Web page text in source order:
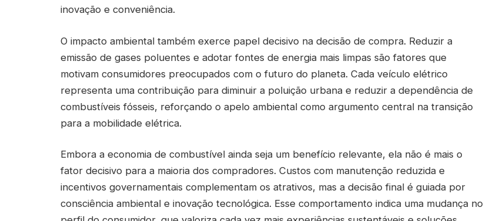
inovação e conveniência.
O impacto ambiental também exerce papel decisivo na decisão de compra. Reduzir a
emissão de gases poluentes e adotar fontes de energia mais limpas são fatores que
motivam consumidores preocupados com o futuro do planeta. Cada veículo elétrico
representa uma contribuição para diminuir a poluição urbana e reduzir a dependência de
combustíveis fósseis, reforçando o apelo ambiental como argumento central na transição
para a mobilidade elétrica.
Embora a economia de combustível ainda seja um benefício relevante, ela não é mais o
fator decisivo para a maioria dos compradores. Custos com manutenção reduzida e
incentivos governamentais complementam os atrativos, mas a decisão final é guiada por
consciência ambiental e inovação tecnológica. Esse comportamento indica uma mudança no